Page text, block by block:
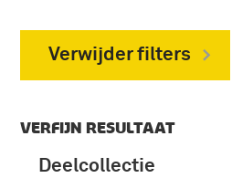
Verwijder filters
VERFIJN RESULTAAT
Deelcollectie